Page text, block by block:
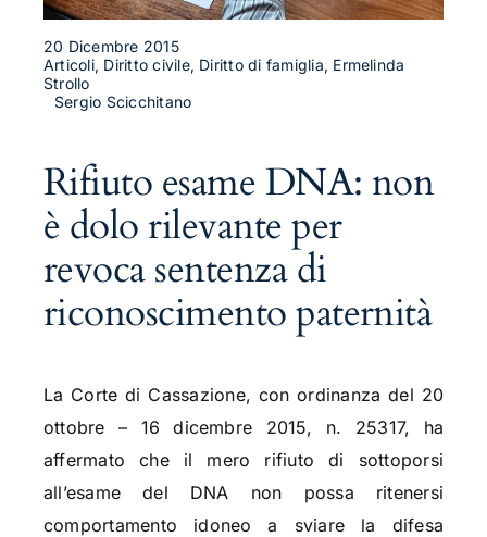
20 Dicembre 2015
Articoli, Diritto civile, Diritto di famiglia, Ermelinda
Strollo
Sergio Scicchitano
Rifiuto esame DNA: non
è dolo rilevante per
revoca sentenza di
riconoscimento paternità
La Corte di Cassazione, con ordinanza del 20
ottobre – 16 dicembre 2015, n. 25317, ha
affermato che il mero rifiuto di sottoporsi
all’esame del DNA non possa ritenersi
comportamento idoneo a sviare la difesa